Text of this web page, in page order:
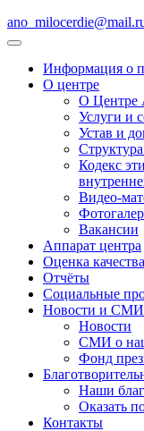
Информация о
О центре
О Центре
Услуги и
Устав и
Кодекс
Видео-
Вакансии
Аппарат центра
Оценка качества
Отчёты
Социальные
Новости и СМИ
Новости
СМИ о
Фонд
Наши
Оказать
Контакты